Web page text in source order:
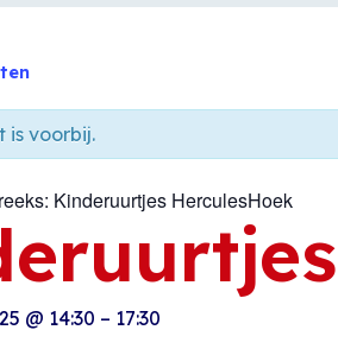
is voorbij.
Kinderuurtjes HerculesHoek
@ 14:30 – 17:30